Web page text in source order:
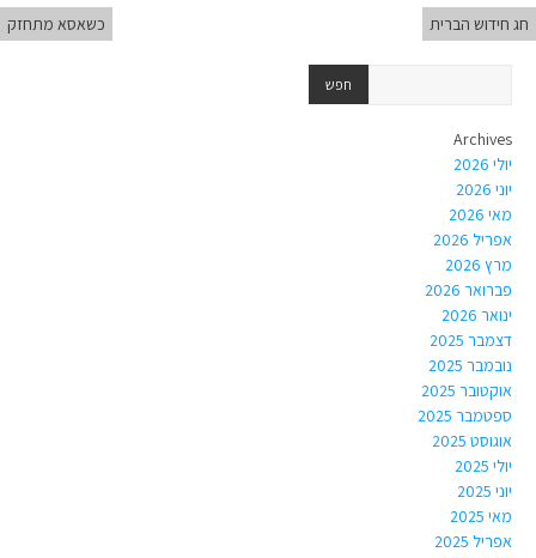
חג חידוש הברית כשאסא מתחזק
Archives
יולי 2026
יוני 2026
מאי 2026
אפריל 2026
מרץ 2026
פברואר 2026
ינואר 2026
דצמבר 2025
נובמבר 2025
אוקטובר 2025
ספטמבר 2025
אוגוסט 2025
יולי 2025
יוני 2025
מאי 2025
אפריל 2025